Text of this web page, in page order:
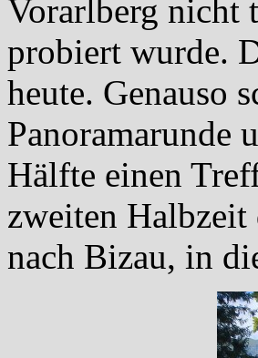
Vorarlberg nicht
probiert wurde.
heute. Genauso
Panoramarunde
Hälfte einen
zweiten Halbzeit
nach Bizau, in